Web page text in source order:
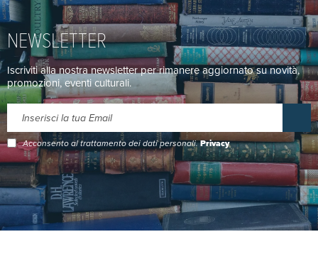
NEWSLETTER
Iscriviti alla nostra newsletter per rimanere aggiornato su novità,
promozioni, eventi culturali.
Acconsento al trattamento dei dati personali.Privacy